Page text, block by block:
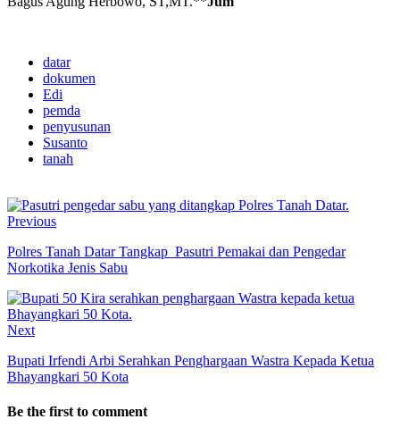
datar
dokumen
Edi
pemda
penyusunan
Susanto
tanah
Previous
Polres Tanah Datar Tangkap Pasutri Pemakai dan Pengedar
Norkotika Jenis Sabu
Next
Bupati Irfendi Arbi Serahkan Penghargaan Wastra Kepada Ketua
Bhayangkari 50 Kota
Be the first to comment